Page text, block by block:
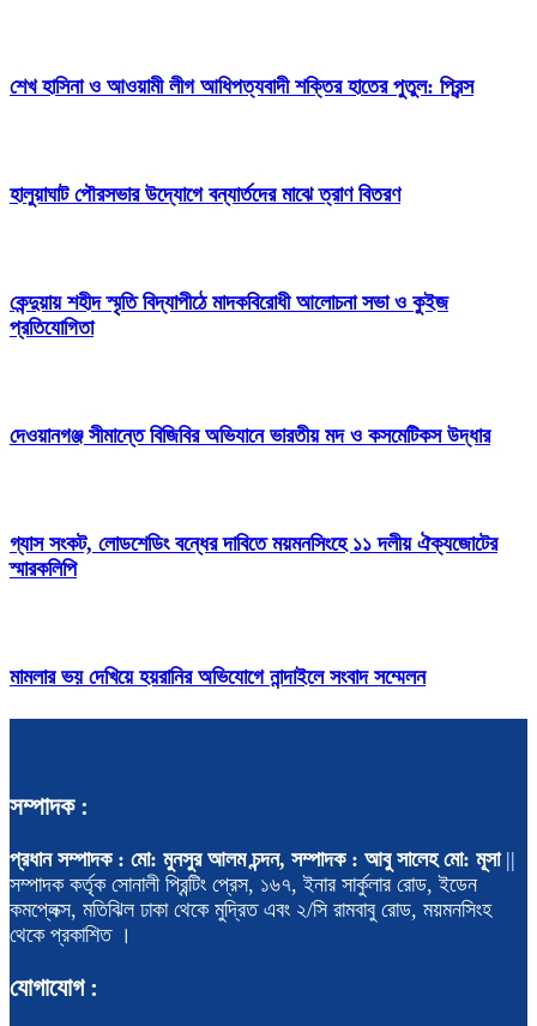
শেখ হাসিনা ও আওয়ামী লীগ আধিপত্যবাদী শক্তির হাতের পুতুল: প্রিন্স
হালুয়াঘাট পৌরসভার উদ্যোগে বন্যার্তদের মাঝে ত্রাণ বিতরণ
কেন্দুয়ায় শহীদ স্মৃতি বিদ্যাপীঠে মাদকবিরোধী আলোচনা সভা ও কুইজ
প্রতিযোগিতা
দেওয়ানগঞ্জ সীমান্তে বিজিবির অভিযানে ভারতীয় মদ ও কসমেটিকস উদ্ধার
গ্যাস সংকট, লোডশেডিং বন্ধের দাবিতে ময়মনসিংহে ১১ দলীয় ঐক্যজোটের
স্মারকলিপি
মামলার ভয় দেখিয়ে হয়রানির অভিযোগে নান্দাইলে সংবাদ সম্মেলন
সম্পাদক :
প্রধান সম্পাদক : মো: মুনসুর আলম চন্দন, সম্পাদক : আবু সালেহ মো: মূসা||
সম্পাদক কর্তৃক সোনালী প্রিন্টিং প্রেস, ১৬৭, ইনার সার্কুলার রোড, ইডেন
কমপ্লেক্স, মতিঝিল ঢাকা থেকে মুদ্রিত এবং ২/সি রামবাবু রোড, ময়মনসিংহ
থেকে প্রকাশিত ।
যোগাযোগ :